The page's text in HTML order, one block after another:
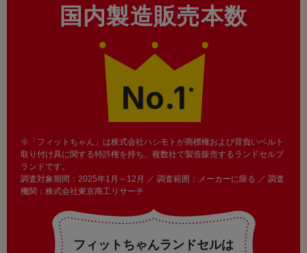
国内製造販売本数
No.1 ※
※「フィットちゃん」は株式会社ハシモトが商標権および背負いベルト
取り付け具に関する特許権を持ち、複数社で製造販売するランドセルブ
ランドです。
調査対象期間：2025年1月～12月 ／ 調査範囲：メーカーに限る ／ 調査
機関：株式会社東京商工リサーチ
フィットちゃんランドセルは